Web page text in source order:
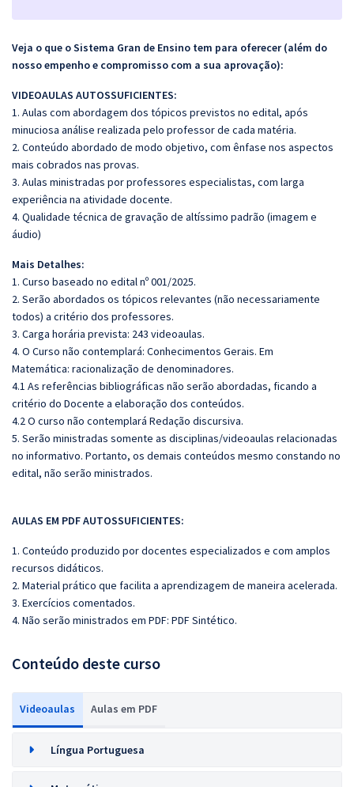
Veja o que o Sistema Gran de Ensino tem para oferecer (além do
nosso empenho e compromisso com a sua aprovação):
VIDEOAULAS AUTOSSUFICIENTES:
1. Aulas com abordagem dos tópicos previstos no edital, após
minuciosa análise realizada pelo professor de cada matéria.
2. Conteúdo abordado de modo objetivo, com ênfase nos aspectos
mais cobrados nas provas.
3. Aulas ministradas por professores especialistas, com larga
experiência na atividade docente.
4. Qualidade técnica de gravação de altíssimo padrão (imagem e
áudio)
Mais Detalhes:
1. Curso baseado no edital nº 001/2025.
2. Serão abordados os tópicos relevantes (não necessariamente
todos) a critério dos professores.
3. Carga horária prevista: 243 videoaulas.
4. O Curso não contemplará: Conhecimentos Gerais. Em
Matemática: racionalização de denominadores.
4.1 As referências bibliográficas não serão abordadas, ficando a
critério do Docente a elaboração dos conteúdos.
4.2 O curso não contemplará Redação discursiva.
5. Serão ministradas somente as disciplinas/videoaulas relacionadas
no informativo. Portanto, os demais conteúdos mesmo constando no
edital, não serão ministrados.
AULAS EM PDF AUTOSSUFICIENTES:
1. Conteúdo produzido por docentes especializados e com amplos
recursos didáticos.
2. Material prático que facilita a aprendizagem de maneira acelerada.
3. Exercícios comentados.
4. Não serão ministrados em PDF: PDF Sintético.
Conteúdo deste curso
Videoaulas Aulas em PDF
Língua Portuguesa